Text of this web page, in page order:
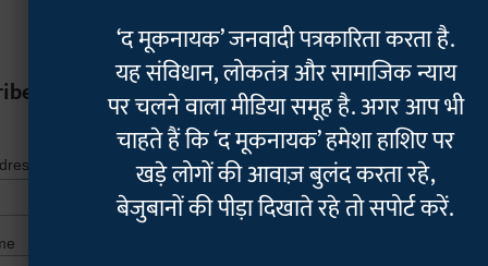
* indicates
‘द मूकनायक’ जनवादी पत्रकारिता करता है.
यह संविधान, लोकतंत्र और सामाजिक न्याय
पर चलने वाला मीडिया समूह है. अगर आप भी
चाहते हैं कि ‘द मूकनायक’ हमेशा हाशिए पर
खड़े लोगों की आवाज़ बुलंद करता रहे,
बेजुबानों की पीड़ा दिखाते रहे तो सपोर्ट करें.